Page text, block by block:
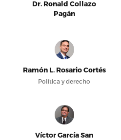
Dr. Ronald Collazo
Pagán
Ramón L. Rosario Cortés
Política y derecho
Víctor García San